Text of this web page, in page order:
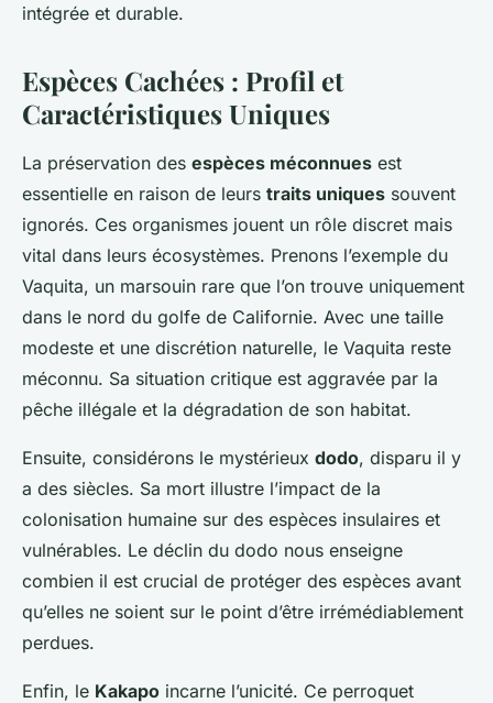
intégrée et durable.
Espèces Cachées : Profil et
Caractéristiques Uniques
La préservation des espèces méconnues est
essentielle en raison de leurs traits uniques souvent
ignorés. Ces organismes jouent un rôle discret mais
vital dans leurs écosystèmes. Prenons l’exemple du
Vaquita, un marsouin rare que l’on trouve uniquement
dans le nord du golfe de Californie. Avec une taille
modeste et une discrétion naturelle, le Vaquita reste
méconnu. Sa situation critique est aggravée par la
pêche illégale et la dégradation de son habitat.
Ensuite, considérons le mystérieux dodo, disparu il y
a des siècles. Sa mort illustre l’impact de la
colonisation humaine sur des espèces insulaires et
vulnérables. Le déclin du dodo nous enseigne
combien il est crucial de protéger des espèces avant
qu’elles ne soient sur le point d’être irrémédiablement
perdues.
Enfin, le Kakapo incarne l’unicité. Ce perroquet